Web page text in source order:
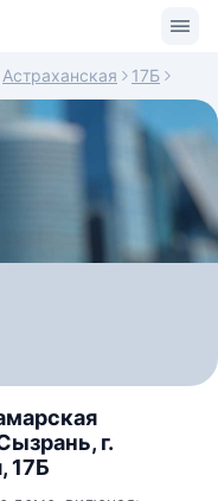
Астраханская 17Б
г.
17Б